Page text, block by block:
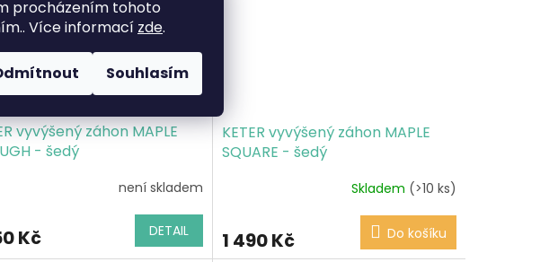
procházením tohoto
Více informací zde.
Souhlasím
vyvýšený záhon MAPLE
- šedý
není skladem
Kč DETAIL
KETER vyvýšený záhon MAPLE
SQUARE - šedý
Skladem (>10 ks)
1 490 Kč Do košíku